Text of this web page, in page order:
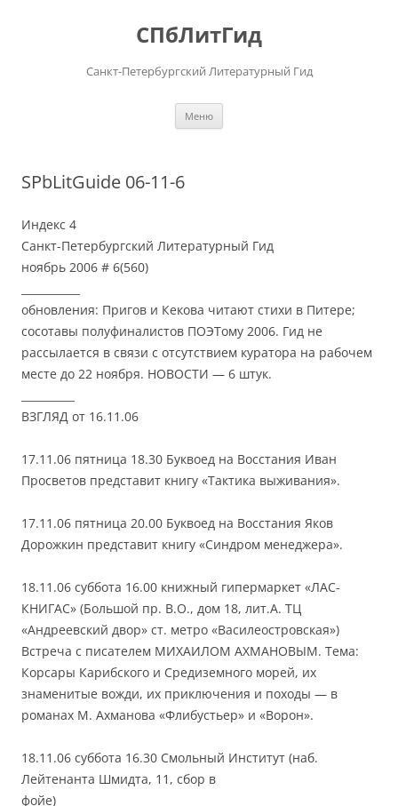
СПбЛитГид
Санкт-Петербургский Литературный Гид
Меню
SPbLitGuide 06-11-6
Индекс 4
Санкт-Петербургский Литературный Гид
ноябрь 2006 # 6(560)
обновления: Пригов и Кекова читают стихи в Питере;
сосотавы полуфиналистов ПОЭТому 2006. Гид не
рассылается в связи с отсутствием куратора на рабочем
месте до 22 ноября. НОВОСТИ — 6 штук.
ВЗГЛЯД от 16.11.06
17.11.06 пятница 18.30 Буквоед на Восстания Иван
Просветов представит книгу «Тактика выживания».
17.11.06 пятница 20.00 Буквоед на Восстания Яков
Дорожкин представит книгу «Синдром менеджера».
18.11.06 суббота 16.00 книжный гипермаркет «ЛАС-
КНИГАС» (Большой пр. В.О., дом 18, лит.А. ТЦ
«Андреевский двор» ст. метро «Василеостровская»)
Встреча с писателем МИХАИЛОМ АХМАНОВЫМ. Тема:
Корсары Карибского и Средиземного морей, их
знаменитые вожди, их приключения и походы — в
романах М. Ахманова «Флибустьер» и «Ворон».
18.11.06 суббота 16.30 Смольный Институт (наб.
Лейтенанта Шмидта, 11, сбор в
фойе)